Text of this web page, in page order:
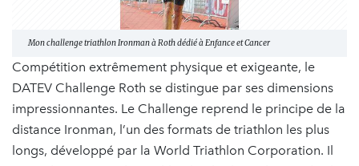
Mon challenge triathlon Ironman à Roth dédié à Enfance et Cancer
Compétition extrêmement physique et exigeante, le
DATEV Challenge Roth se distingue par ses dimensions
impressionnantes. Le Challenge reprend le principe de la
distance Ironman, l’un des formats de triathlon les plus
longs, développé par la World Triathlon Corporation. Il